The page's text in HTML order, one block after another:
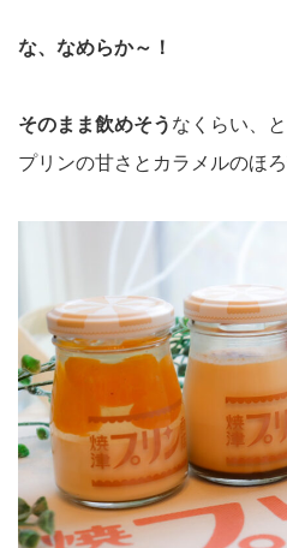
な、なめらか～！
そのまま飲めそう なくらい、
プリンの甘さとカラメルのほ